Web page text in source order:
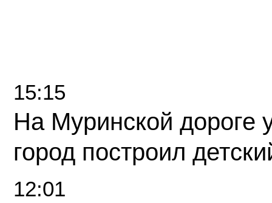
15:15
На Муринской дороге
город построил
12:01